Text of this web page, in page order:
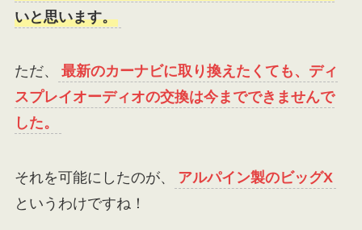
いと思います。
ただ、
最新のカーナビに取り換えたくても、ディ
スプレイオーディオの交換は今までできませんで
した。
それを可能にしたのが、
アルパイン製のビッグX
というわけですね！